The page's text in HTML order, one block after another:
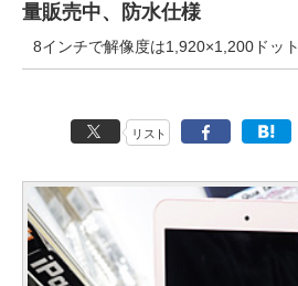
量販売中、防水仕様
8インチで解像度は1,920×1,200ドット
リスト